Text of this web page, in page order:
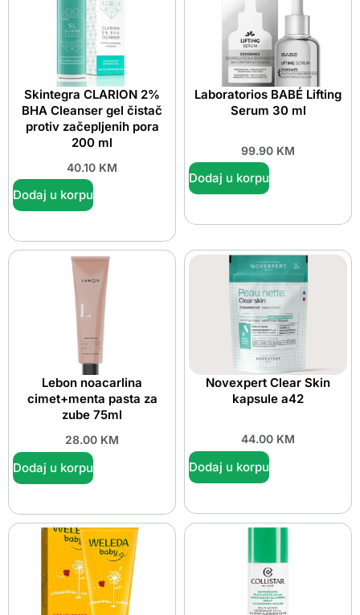
Skintegra CLARION 2%
BHA Cleanser gel čistač
protiv začepljenih pora
200 ml
40.10 KM
Dodaj u korpu
Laboratorios BABÉ Lifting
Serum 30 ml
99.90 KM
Dodaj u korpu
Lebon noacarlina
cimet+menta pasta za
zube 75ml
28.00 KM
Dodaj u korpu
Novexpert Clear Skin
kapsule a42
44.00 KM
Dodaj u korpu